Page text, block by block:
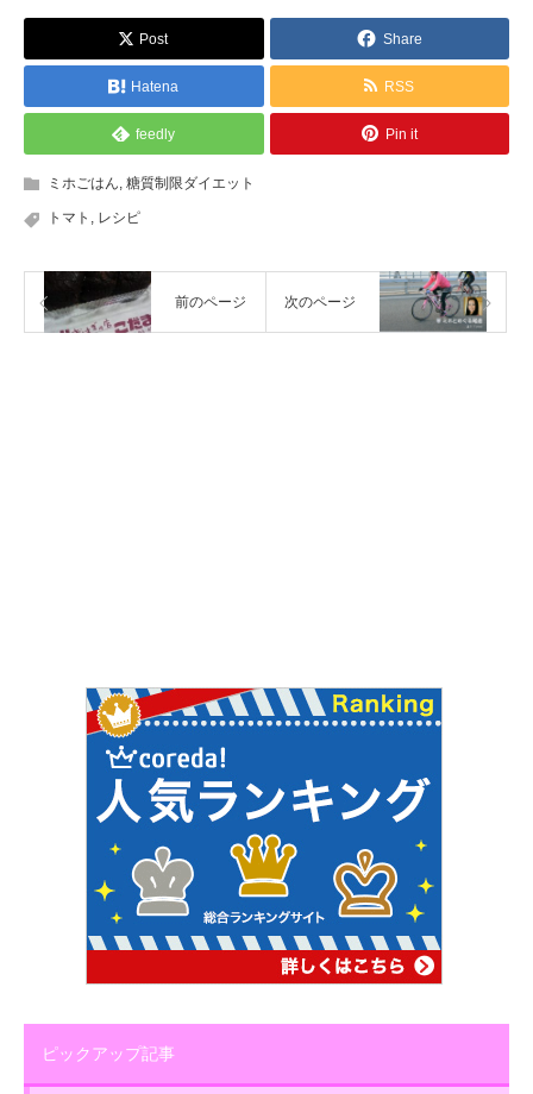
Post Share
Hatena RSS
feedly Pin it
ミホごはん 糖質制限ダイエット
トマト レシピ
前のページ 次のページ
ピックアップ記事